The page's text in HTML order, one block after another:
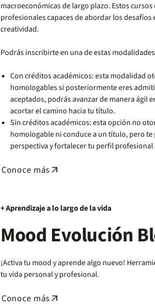
macroeconómicas de largo plazo. Estos
profesionales capaces de abordar los
creatividad.
Podrás inscribirte en una de estas
Con créditos académicos: esta modalidad
homologables si posteriormente eres
aceptados, podrás avanzar de manera ágil
acortar el camino hacia tu título.
Sin créditos académicos: esta opción no
homologable ni conduce a un título, pero
perspectiva y fortalecer tu perfil
Conoce más arrow_outward
+ Aprendizaje a lo largo de la vida
Mood Evolución
¡Activa tu mood y aprende algo nuevo!
tu vida personal y profesional.
Conoce más arrow_outward